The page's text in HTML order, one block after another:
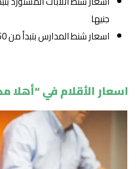
جنيها
اسعار شنط المدارس بتبدأ من 50 جنيه وتوصل 500 جنيه
اسعار الأقلام في “أهلا